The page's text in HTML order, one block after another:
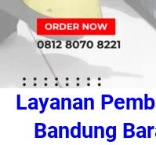
Layanan
Bandung